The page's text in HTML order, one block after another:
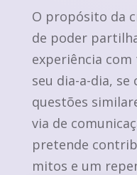
O propósito da
de poder
experiência
seu dia-a-dia,
questões
via de
pretende
mitos e um